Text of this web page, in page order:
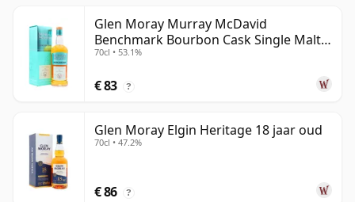
Glen Moray Murray McDavid
Benchmark Bourbon Cask Single Malt
2007 17 jaar oud
70cl • 53.1%
€ 83 ?
Glen Moray Elgin Heritage 18 jaar oud
70cl • 47.2%
€ 86 ?